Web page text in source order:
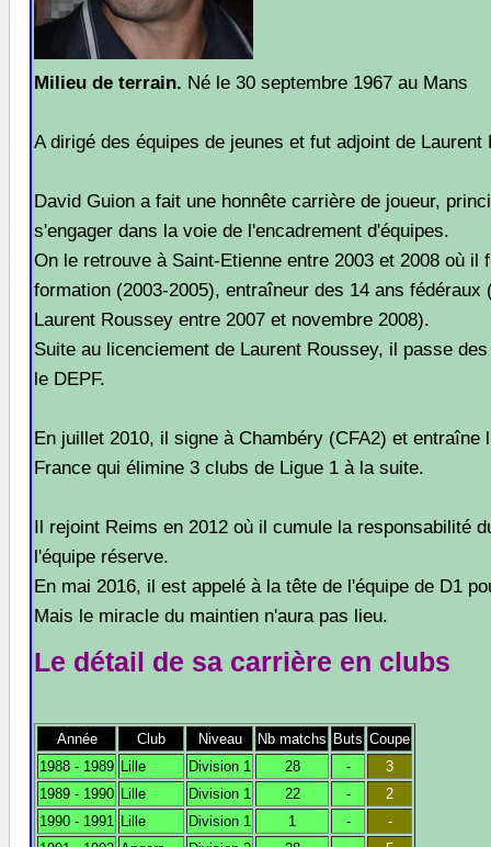
Milieu de terrain. Né le 30 septembre 1967 au Mans
A dirigé des équipes de jeunes et fut adjoint de Laurent
David Guion a fait une honnête carrière de joueur,
s'engager dans la voie de l'encadrement d'équipes.
On le retrouve à Saint-Etienne entre 2003 et 2008 où il
formation (2003-2005), entraîneur des 14 ans fédéraux
Laurent Roussey entre 2007 et novembre 2008).
Suite au licenciement de Laurent Roussey, il passe
le DEPF.
En juillet 2010, il signe à Chambéry (CFA2) et entraîne
France qui élimine 3 clubs de Ligue 1 à la suite.
Il rejoint Reims en 2012 où il cumule la responsabilité
l'équipe réserve.
En mai 2016, il est appelé à la tête de l'équipe de D1
Mais le miracle du maintien n'aura pas lieu.
Le détail de sa carrière en clubs
Année Club Niveau Nb matchs Buts Coupe
1988 - 1989 Lille Division 1 28 -
3
1989 - 1990 Lille Division 1 22 -
2
1990 - 1991 Lille Division 1 1 -
-